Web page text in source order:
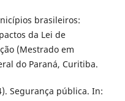
brasileiros:
da Lei de
(Mestrado em
do Paraná, Curitiba.
Segurança pública. In: